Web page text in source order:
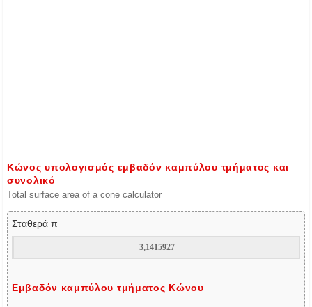
Κώνος υπολογισμός εμβαδόν καμπύλου τμήματος και
συνολικό
Total surface area of a cone calculator
Σταθερά π
Εμβαδόν καμπύλου τμήματος Κώνου